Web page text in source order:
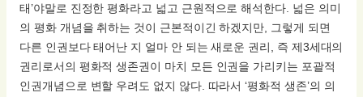
태’야말로 진정한 평화라고 넓고 근원적으로 해석한다. 넓은 의미
의 평화 개념을 취하는 것이 근본적이긴 하겠지만, 그렇게 되면
다른 인권보다 태어난 지 얼마 안 되는 새로운 권리, 즉 제3세대의
권리로서의 평화적 생존권이 마치 모든 인권을 가리키는 포괄적
인권개념으로 변할 우려도 없지 않다. 따라서 ‘평화적 생존’의 의